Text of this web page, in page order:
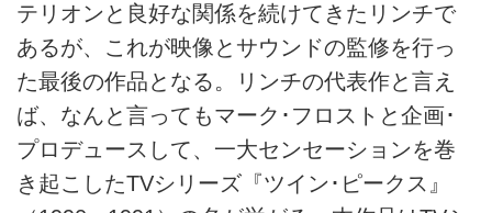
テリオンと良好な関係を続けてきたリンチで
あるが、これが映像とサウンドの監修を行っ
た最後の作品となる。リンチの代表作と言え
ば、なんと言ってもマーク･フロストと企画･
プロデュースして、一大センセーションを巻
き起こしたTVシリーズ『ツイン･ピークス』